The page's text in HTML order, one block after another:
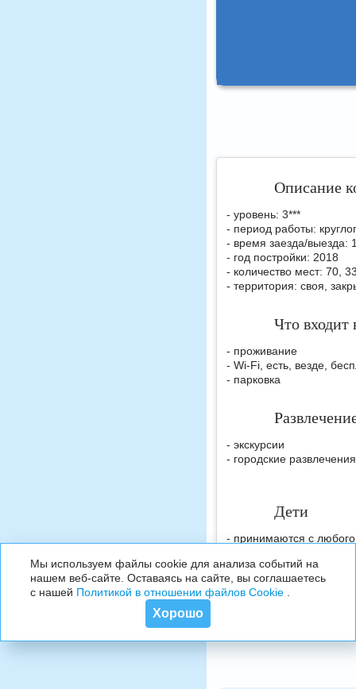
Описание
- уровень: 3***
- период работы:
- время заезда/выезда:
- год постройки: 2018
- количество мест: 70,
- территория: своя,
Что входит
- проживание
- Wi-Fi, есть, везде,
- парковка
- экскурсии
- городские развлечения
Дети
- принимаются с любого
Мы используем файлы cookie для анализа событий на
нашем веб-сайте. Оставаясь на сайте, вы соглашаетесь
с нашей Политикой в отношении файлов Cookie.
Хорошо